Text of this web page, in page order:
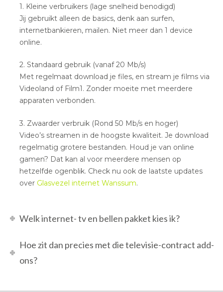
1. Kleine verbruikers (lage snelheid benodigd)
Jij gebruikt alleen de basics, denk aan surfen,
internetbankieren, mailen. Niet meer dan 1 device
online.
2. Standaard gebruik (vanaf 20 Mb/s)
Met regelmaat download je files, en stream je films via
Videoland of Film1. Zonder moeite met meerdere
apparaten verbonden.
3. Zwaarder verbruik (Rond 50 Mb/s en hoger)
Video’s streamen in de hoogste kwaliteit. Je download
regelmatig grotere bestanden. Houd je van online
gamen? Dat kan al voor meerdere mensen op
hetzelfde ogenblik. Check nu ook de laatste updates
over Glasvezel internet Wanssum.
Welk internet- tv en bellen pakket kies ik?
Hoe zit dan precies met die televisie-contract add-
ons?